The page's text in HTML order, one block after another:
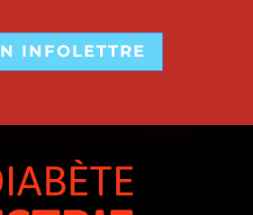
INFOLETTRE